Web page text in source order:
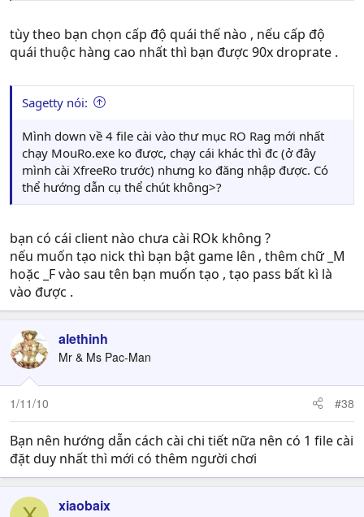
tùy theo bạn chọn cấp độ quái thế nào , nếu cấp độ
quái thuộc hàng cao nhất thì bạn được 90x droprate .
Sagetty nói:
Mình down về 4 file cài vào thư mục RO Rag mới nhất
chạy MouRo.exe ko được, chạy cái khác thì đc (ở đây
mình cài XfreeRo trước) nhưng ko đăng nhập được. Có
thể hướng dẫn cụ thể chút không>?
bạn có cái client nào chưa cài ROk không ?
nếu muốn tạo nick thì bạn bật game lên , thêm chữ _M
hoặc _F vào sau tên bạn muốn tạo , tạo pass bất kì là
vào được .
alethinh
Mr & Ms Pac-Man
1/11/10 #38
Bạn nên hướng dẫn cách cài chi tiết nữa nên có 1 file cài
đặt duy nhất thì mới có thêm người chơi
xiaobaix